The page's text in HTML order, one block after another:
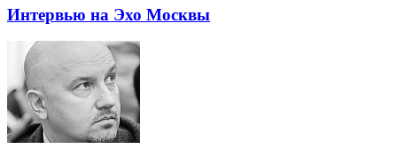
Интервью на Эхо Москвы